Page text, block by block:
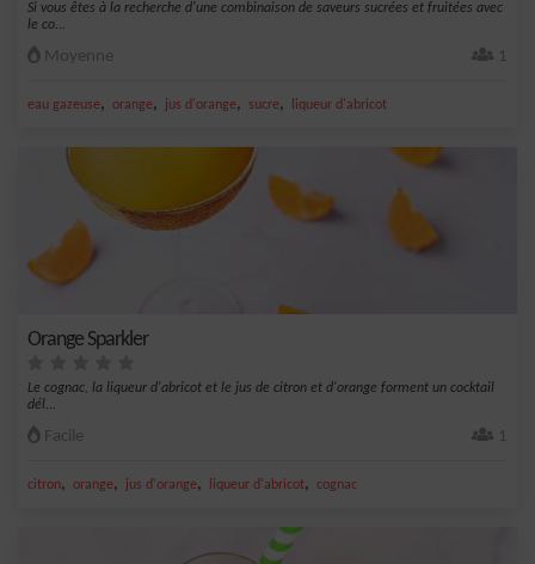
Si vous êtes à la recherche d'une combinaison de saveurs sucrées et fruitées avec
le co...
Moyenne 1
eau gazeuse, orange, jus d'orange, sucre, liqueur d'abricot
Orange Sparkler
Le cognac, la liqueur d'abricot et le jus de citron et d'orange forment un cocktail
dél...
Facile 1
citron, orange, jus d'orange, liqueur d'abricot, cognac